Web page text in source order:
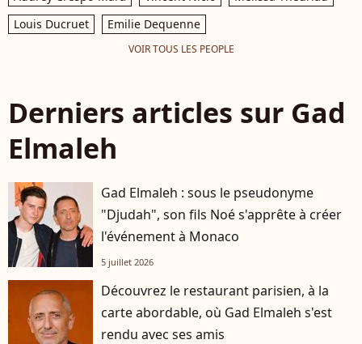
Louis Ducruet
Emilie Dequenne
VOIR TOUS LES PEOPLE
Derniers articles sur Gad
Elmaleh
Gad Elmaleh : sous le pseudonyme
"Djudah", son fils Noé s'apprête à créer
l'événement à Monaco
5 juillet 2026
Découvrez le restaurant parisien, à la
carte abordable, où Gad Elmaleh s'est
rendu avec ses amis